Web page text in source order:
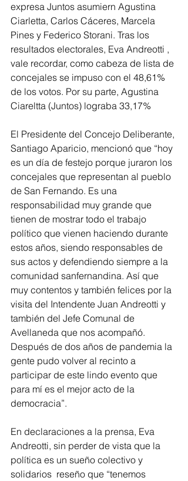
expresa Juntos asumiern Agustina
Ciarletta, Carlos Cáceres, Marcela
Pines y Federico Storani. Tras los
resultados electorales, Eva Andreotti ,
vale recordar, como cabeza de lista de
concejales se impuso con el 48,61%
de los votos. Por su parte, Agustina
Ciareltta (Juntos) lograba 33,17%
El Presidente del Concejo Deliberante,
Santiago Aparicio, mencionó que “hoy
es un día de festejo porque juraron los
concejales que representan al pueblo
de San Fernando. Es una
responsabilidad muy grande que
tienen de mostrar todo el trabajo
político que vienen haciendo durante
estos años, siendo responsables de
sus actos y defendiendo siempre a la
comunidad sanfernandina. Así que
muy contentos y también felices por la
visita del Intendente Juan Andreotti y
también del Jefe Comunal de
Avellaneda que nos acompañó.
Después de dos años de pandemia la
gente pudo volver al recinto a
participar de este lindo evento que
para mí es el mejor acto de la
democracia”.
En declaraciones a la prensa, Eva
Andreotti, sin perder de vista que la
política es un sueño colectivo y
solidarios  reseño que “tenemos